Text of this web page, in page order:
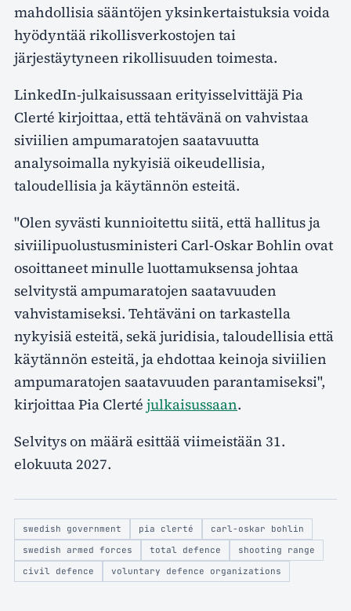
mahdollisia sääntöjen yksinkertaistuksia voida
hyödyntää rikollisverkostojen tai
järjestäytyneen rikollisuuden toimesta.
LinkedIn-julkaisussaan erityisselvittäjä Pia
Clerté kirjoittaa, että tehtävänä on vahvistaa
siviilien ampumaratojen saatavuutta
analysoimalla nykyisiä oikeudellisia,
taloudellisia ja käytännön esteitä.
"Olen syvästi kunnioitettu siitä, että hallitus ja
siviilipuolustusministeri Carl-Oskar Bohlin ovat
osoittaneet minulle luottamuksensa johtaa
selvitystä ampumaratojen saatavuuden
vahvistamiseksi. Tehtäväni on tarkastella
nykyisiä esteitä, sekä juridisia, taloudellisia että
käytännön esteitä, ja ehdottaa keinoja siviilien
ampumaratojen saatavuuden parantamiseksi",
kirjoittaa Pia Clerté julkaisussaan.
Selvitys on määrä esittää viimeistään 31.
elokuuta 2027.
swedish government pia clerté
carl-oskar bohlin
swedish armed forces
total defence
shooting range
civil defence
voluntary defence organizations